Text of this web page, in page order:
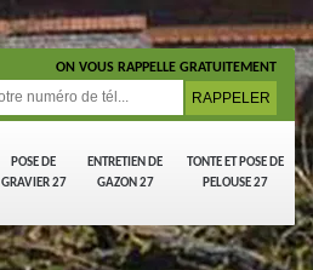
POSE DE
GRAVIER 27
ENTRETIEN DE
GAZON 27
TONTE ET POSE DE
PELOUSE 27
ON VOUS RAPPELLE GRATUITEMENT